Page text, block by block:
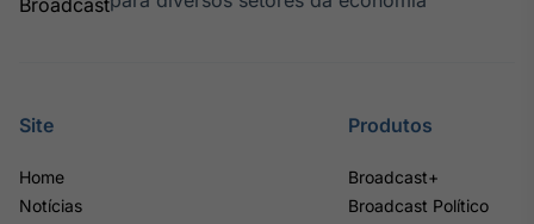
Site
Home
Notícias
Produtos
Broadcast+
Broadcast Político